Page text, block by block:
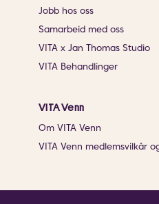
Jobb hos oss
Samarbeid med oss
VITA x Jan Thomas Studio
VITA Behandlinger
VITA Venn
Om VITA Venn
VITA Venn medlemsvilkår